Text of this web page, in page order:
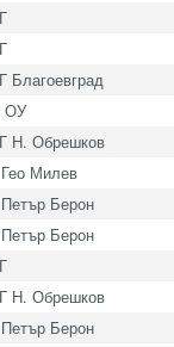
Благоевград
ОУ
Н. Обрешков
Милев
Берон
Берон
Н. Обрешков
Берон